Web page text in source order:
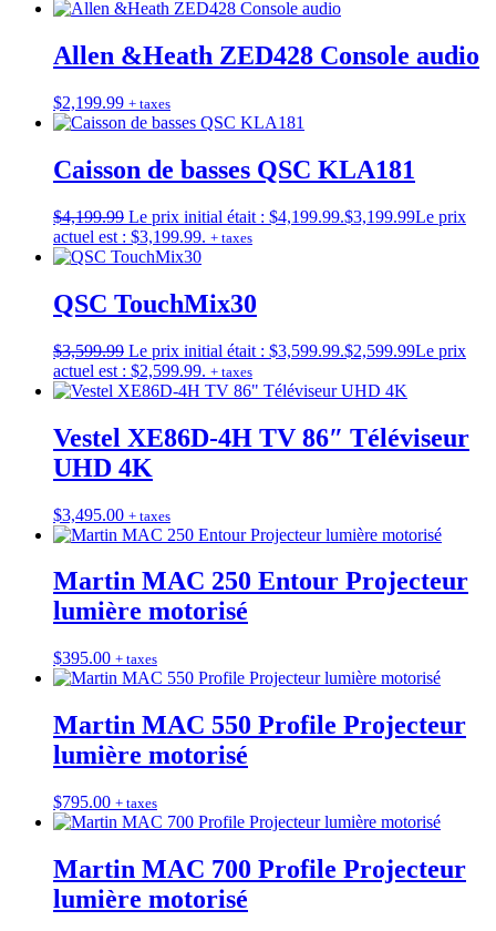
Allen &Heath ZED428 Console audio
$2,199.99 + taxes
Caisson de basses QSC KLA181
$4,199.99 Le prix initial était : $4,199.99.$3,199.99Le prix
actuel est : $3,199.99. + taxes
QSC TouchMix30
$3,599.99 Le prix initial était : $3,599.99.$2,599.99Le prix
actuel est : $2,599.99. + taxes
Vestel XE86D-4H TV 86″ Téléviseur
UHD 4K
$3,495.00 + taxes
Martin MAC 250 Entour Projecteur
lumière motorisé
$395.00 + taxes
Martin MAC 550 Profile Projecteur
lumière motorisé
$795.00 + taxes
Martin MAC 700 Profile Projecteur
lumière motorisé